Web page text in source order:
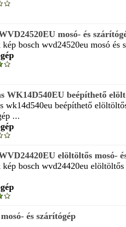
mosó- és
kép bosch wvd24520eu mosó és
WK14D540EU beépíthető
wk14d540eu beépíthető
...
elöltöltős mosó-
kép bosch wvd24420eu elöltöltős
és szárítógép